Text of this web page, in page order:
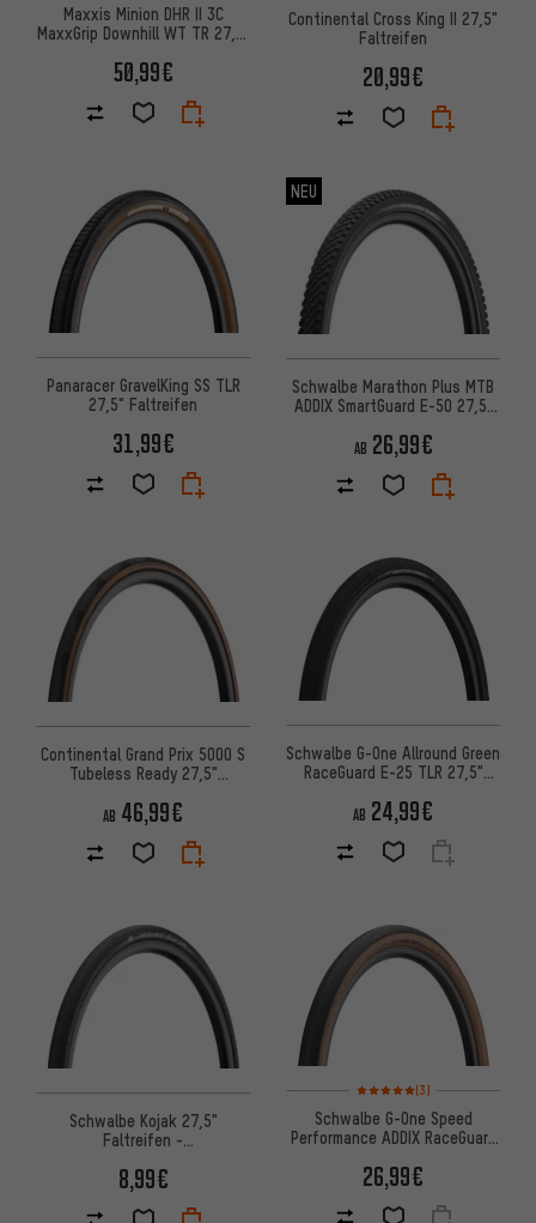
Maxxis Minion DHR II 3C
MaxxGrip Downhill WT TR 27,5"
50,99€
Continental Cross King II 27,5"
Faltreifen
20,99€
Panaracer GravelKing SS TLR
27,5" Faltreifen
31,99€
NEU
Schwalbe Marathon Plus MTB
ADDIX SmartGuard E-50 27,5"
AB 26,99€
Continental Grand Prix 5000 S
Tubeless Ready 27,5"
AB 46,99€
Schwalbe G-One Allround Green
RaceGuard E-25 TLR 27,5"
AB 24,99€
Schwalbe Kojak 27,5"
Faltreifen -
8,99€
Bewertungen: 5 von 5
(3)
Schwalbe G-One Speed
Performance ADDIX RaceGuard
26,99€